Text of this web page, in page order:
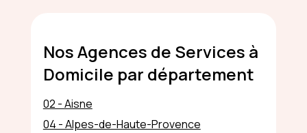
Nos Agences de Services à
Domicile par département
02 - Aisne
04 - Alpes-de-Haute-Provence